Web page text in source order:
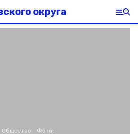
округа
Общество Фото: